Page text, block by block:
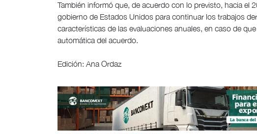
También informó que, de acuerdo con lo previsto, hacia el
gobierno de Estados Unidos para continuar los trabajos
características de las evaluaciones anuales, en caso de
automática del acuerdo.
Edición: Ana Ordaz